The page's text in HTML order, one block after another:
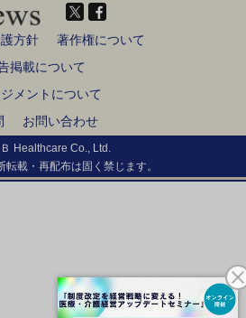
方針
著作権について
掲載について
メントについて
お問い合わせ
Healthcare Co., Ltd.
転載・再配布は固く禁じます。